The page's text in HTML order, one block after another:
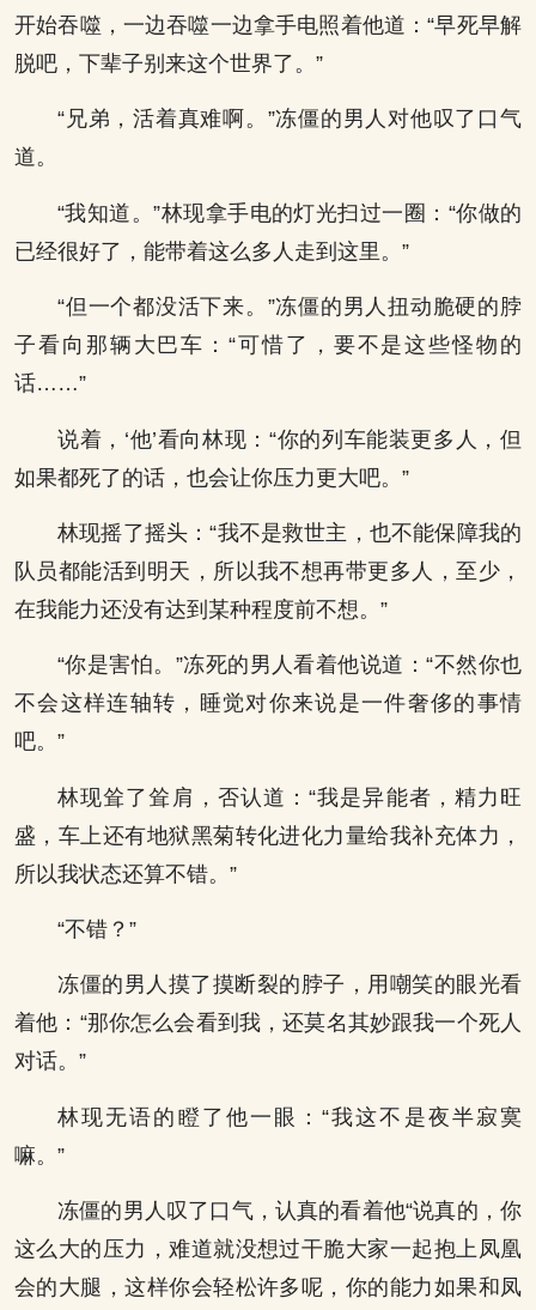
开始吞噬，一边吞噬一边拿手电照着他道：“早死早解
脱吧，下辈子别来这个世界了。”
“兄弟，活着真难啊。”冻僵的男人对他叹了口气
道。
“我知道。”林现拿手电的灯光扫过一圈：“你做的
已经很好了，能带着这么多人走到这里。”
“但一个都没活下来。”冻僵的男人扭动脆硬的脖
子看向那辆大巴车：“可惜了，要不是这些怪物的
话……”
说着，‘他’看向林现：“你的列车能装更多人，但
如果都死了的话，也会让你压力更大吧。”
林现摇了摇头：“我不是救世主，也不能保障我的
队员都能活到明天，所以我不想再带更多人，至少，
在我能力还没有达到某种程度前不想。”
“你是害怕。”冻死的男人看着他说道：“不然你也
不会这样连轴转，睡觉对你来说是一件奢侈的事情
吧。”
林现耸了耸肩，否认道：“我是异能者，精力旺
盛，车上还有地狱黑菊转化进化力量给我补充体力，
所以我状态还算不错。”
“不错？”
冻僵的男人摸了摸断裂的脖子，用嘲笑的眼光看
着他：“那你怎么会看到我，还莫名其妙跟我一个死人
对话。”
林现无语的瞪了他一眼：“我这不是夜半寂寞
嘛。”
冻僵的男人叹了口气，认真的看着他“说真的，你
这么大的压力，难道就没想过干脆大家一起抱上凤凰
会的大腿，这样你会轻松许多呢，你的能力如果和凤